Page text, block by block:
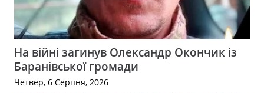
На війні загинув Олександр Окончик із
Баранівської громади
Четвер, 6 Серпня, 2026